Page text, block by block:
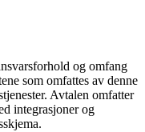
og omfang
som omfattes av denne
Avtalen omfatter
integrasjoner og